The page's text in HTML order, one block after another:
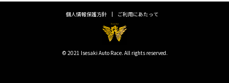
個人情報保護方針 ご利用にあたって
© 2021 Isesaki Auto Race. All rights reserved.